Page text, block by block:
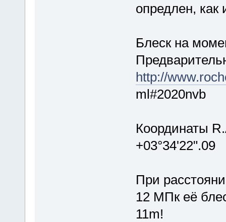
опредлен, как
Блеск на
http://
ml#2020nvb
Координаты
+03°34'22".09
При
12 МПк её
11m!